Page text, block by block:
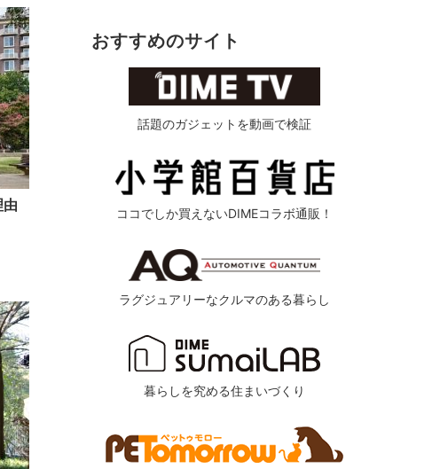
おすすめのサイト
話題のガジェットを動画で検証
ココでしか買えないDIMEコラボ通販！
ラグジュアリーなクルマのある暮らし
暮らしを究める住まいづくり